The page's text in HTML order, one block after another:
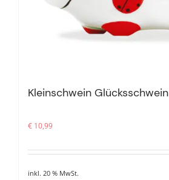
Kleinschwein Glücksschwein
€ 10,99
inkl. 20 % MwSt.